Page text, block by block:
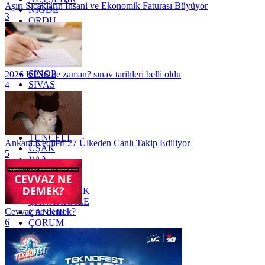
NİĞDE
ORDU
OSMANİYE
RİZE
SAKARYA
SAMSUN
SİNOP
SİVAS
SİİRT
TEKİRDAĞ
TOKAT
TRABZON
TUNCELİ
UŞAK
VAN
YALOVA
YOZGAT
ZONGULDAK
ÇANAKKALE
ÇANKIRI
ÇORUM
İSTANBUL
İZMİR
ŞANLIURFA
Aşırı Sıcakların İnsani ve Ekonomik Faturası Büyüyor
3
2026 KPSS ne zaman? sınav tarihleri belli oldu
4
Ankara Kedileri 27 Ülkeden Canlı Takip Ediliyor
5
Cevvaz ne demek?
6